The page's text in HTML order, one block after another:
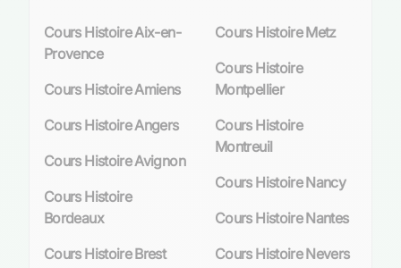
Cours Histoire Aix-en-
Provence
Cours Histoire Amiens
Cours Histoire Angers
Cours Histoire Avignon
Cours Histoire
Bordeaux
Cours Histoire Brest
Cours Histoire Metz
Cours Histoire
Montpellier
Cours Histoire
Montreuil
Cours Histoire Nancy
Cours Histoire Nantes
Cours Histoire Nevers